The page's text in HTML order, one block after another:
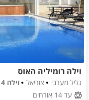
כלול באירוח
סוכר
קפה
וילה רומיליה האוס
גליל מערבי צוריאל
וילה 4 חדרים
עד 14 אורחים